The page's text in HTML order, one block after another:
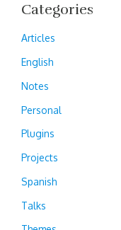
Categories
Articles
English
Notes
Personal
Plugins
Projects
Spanish
Talks